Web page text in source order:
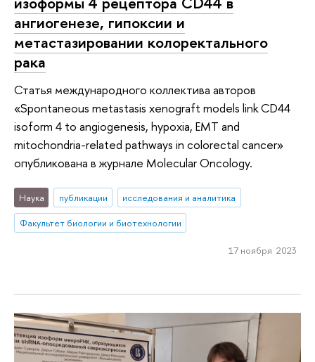
ангиогенезе, гипоксии и
метастазировании колоректального
рака
Статья международного коллектива авторов
«Spontaneous metastasis xenograft models link CD44
isoform 4 to angiogenesis, hypoxia, EMT and
mitochondria-related pathways in colorectal cancer»
опубликована в журнале Molecular Oncology.
Наука публикации
исследования и аналитика
Факультет биологии и биотехнологии
17 ноября 2023